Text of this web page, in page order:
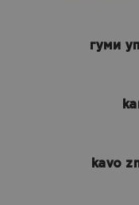
гуми
kavo